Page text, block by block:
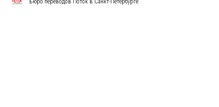
Бюро переводов Поток в Санкт-Петербурге